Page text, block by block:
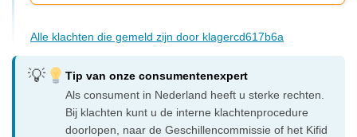
Alle klachten die gemeld zijn door klagercd617b6a
Tip van onze consumentenexpert
Als consument in Nederland heeft u sterke rechten.
Bij klachten kunt u de interne klachtenprocedure
doorlopen, naar de Geschillencommissie of het Kifid